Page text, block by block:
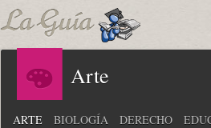
Arte
ARTE BIOLOGÍA DERECHO